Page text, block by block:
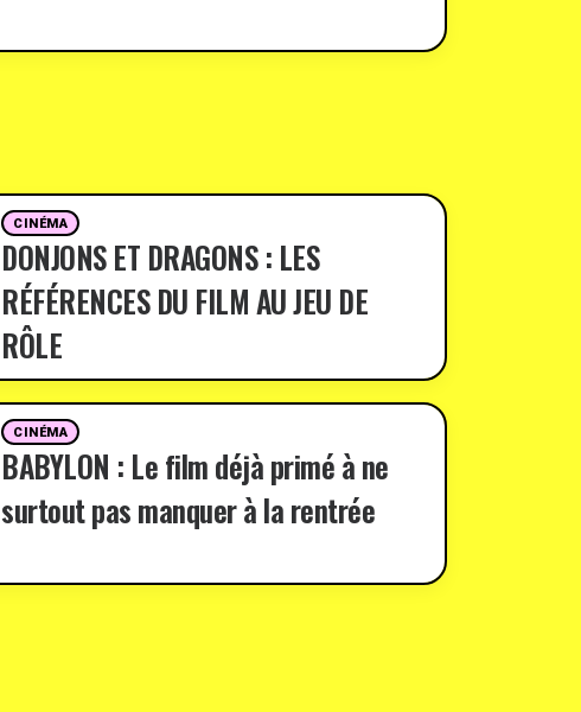
CINÉMA
DONJONS ET DRAGONS : LES
RÉFÉRENCES DU FILM AU JEU DE
RÔLE
CINÉMA
BABYLON : Le film déjà primé à ne
surtout pas manquer à la rentrée